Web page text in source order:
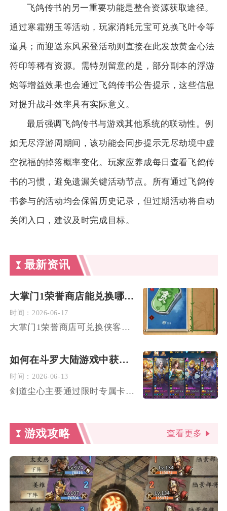
飞鸽传书的另一重要功能是整合资源获取途径。
通过寒霜朔玉等活动，玩家消耗元宝可兑换飞叶令等
道具；而迎送东风累登活动则直接在此发放黄金心法
符印等稀有资源。需特别留意的是，部分副本的浮游
炮等增益效果也会通过飞鸽传书公告提示，这些信息
对提升战斗效率具有实际意义。
最后强调飞鸽传书与游戏其他系统的联动性。例
如无尽浮游周期间，该功能会同步提示无尽劫境中虚
空祝福的掉落概率变化。玩家应养成每日查看飞鸽传
书的习惯，避免遗漏关键活动节点。所有通过飞鸽传
书参与的活动均会保留历史记录，但过期活动将自动
关闭入口，建议及时完成目标。
最新资讯
大掌门1荣誉商店能兑换哪些奖励
时间： 2026-06-17
大掌门1荣誉商店可兑换侠客碎片、武学秘籍、进阶养成道具、稀有...
如何在斗罗大陆游戏中获得剑道尘心这个道具
时间： 2026-06-13
剑道尘心主要通过限时专属卡池、碎片合成、限时活动及商店兑换四...
游戏攻略 查看更多